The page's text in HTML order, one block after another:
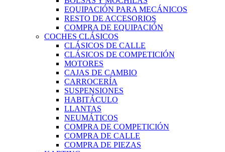
EQUIPACIÓN PARA MECÁNICOS
RESTO DE ACCESORIOS
COMPRA DE EQUIPACIÓN
COCHES CLÁSICOS
CLÁSICOS DE CALLE
CLÁSICOS DE COMPETICIÓN
MOTORES
CAJAS DE CAMBIO
CARROCERÍA
SUSPENSIONES
HABITÁCULO
LLANTAS
NEUMÁTICOS
COMPRA DE COMPETICIÓN
COMPRA DE CALLE
COMPRA DE PIEZAS